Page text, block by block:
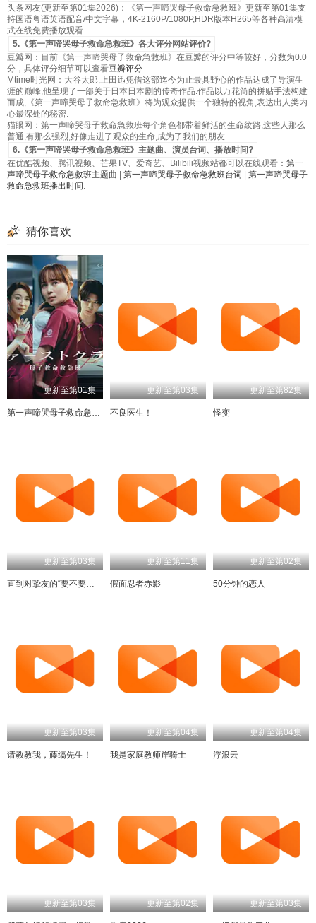
头条网友(更新至第01集2026)：《第一声啼哭母子救命急救班》更新至第01集支
持国语粤语英语配音/中文字幕，4K-2160P/1080P,HDR版本H265等各种高清模
式在线免费播放观看.
5.《第一声啼哭母子救命急救班》各大评分网站评价?
豆瓣网：目前《第一声啼哭母子救命急救班》在豆瓣的评分中等较好，分数为0.0
分，具体评分细节可以查看豆瓣评分.
Mtime时光网：大谷太郎,上田迅凭借这部迄今为止最具野心的作品达成了导演生
涯的巅峰,他呈现了一部关于日本日本剧的传奇作品.作品以万花筒的拼贴手法构建
而成,《第一声啼哭母子救命急救班》将为观众提供一个独特的视角,表达出人类内
心最深处的秘密.
猫眼网：第一声啼哭母子救命急救班每个角色都带着鲜活的生命纹路,这些人那么
普通,有那么强烈,好像走进了观众的生命,成为了我们的朋友.
6.《第一声啼哭母子救命急救班》主题曲、演员台词、播放时间?
在优酷视频、腾讯视频、芒果TV、爱奇艺、Bilibili视频站都可以在线观看： 第一
声啼哭母子救命急救班主题曲
第一声啼哭母子救命急救班台词
第一声啼哭母子
救命急救班播出时间 .
猜你喜欢
更新至第01集
第一声啼哭母子救命急救班
更新至第03集
不良医生！
更新至第82集
怪变
更新至第03集
直到对挚友的“要不要同居”说出“好”
更新至第11集
假面忍者赤影
更新至第02集
50分钟的恋人
更新至第03集
请教教我，藤缟先生！
更新至第04集
我是家庭教师岸骑士
更新至第04集
浮浪云
更新至第03集 更新至第02集 更新至第03集